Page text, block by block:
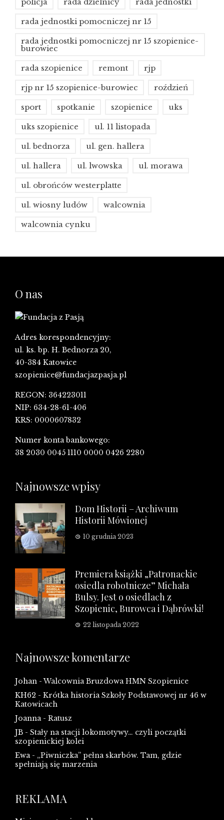
rada jednostki pomocniczej nr 15
rada jednostki pomocniczej nr 15 szopienice-
burowiec
rada szopienice remont rjp
rjp nr 15 szopienice-burowiec roździeń
sport spotkanie szopienice uks
uks szopienice ul. 11 listopada
ul. bednorza ul. gen. hallera
ul. hallera ul. lwowska ul. morawa
ul. obrońców westerplatte
ul. wiosny ludów walcownia
walcownia cynku
O nas
Adres korespondencyjny:
ul. ks. bp. H. Bednorza 20,
40-384 Katowice
szopienice@fundacjazpasja.pl
REGON: 364223011
NIP: 634-28-61-406
KRS: 0000607832
Numer konta bankowego:
38 2030 0045 1110 0000 0426 2280
Najnowsze wpisy
Dom Historii – Archiwum
Historii Mówionej
10 grudnia 2023
Premiera książki „Patronackie
osiedla robotnicze” Michała
Bulsy. Jest o osiedlach z
Szopienic, Burowca i Dąbrówki!
22 listopada 2022
Najnowsze komentarze
Johan -Walcownia Bruzdowa HMN Szopienice
KH62 - Krótka historia Szkoły Podstawowej nr 46 w
Katowicach
Joanna- Ratusz
JB - Stały na stacji lokomotywy… czyli początki
szopienickiej kolei
Ewa- „Piwniczka” pełna skarbów. Tam, gdzie
spełniają się marzenia
REKLAMA